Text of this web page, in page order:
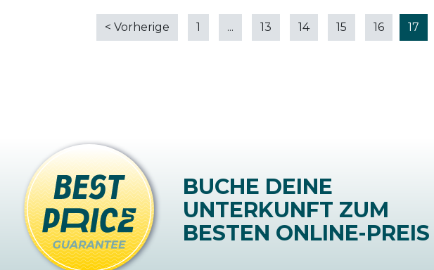
< Vorherige 1 ... 13 14 15 16 17
BUCHE DEINE
UNTERKUNFT ZUM
BESTEN ONLINE-PREIS